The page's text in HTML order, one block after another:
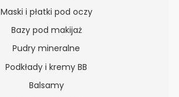
Maski i płatki pod oczy
Bazy pod makijaż
Pudry mineralne
Podkłady i kremy BB
Balsamy